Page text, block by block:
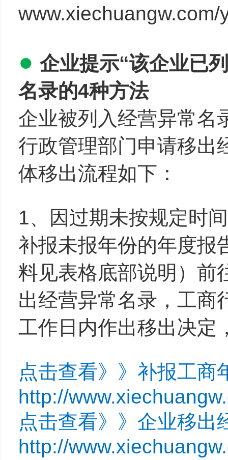
● 企业提示“该企业已
名录的4种方法
企业被列入经营异常名
行政管理部门申请移出
体移出流程如下：
1、因过期未按规定时
补报未报年份的年度报
料见表格底部说明）前
出经营异常名录，工商
工作日内作出移出决定
点击查看》》补报工商
http://
点击查看》》企业移出
http://